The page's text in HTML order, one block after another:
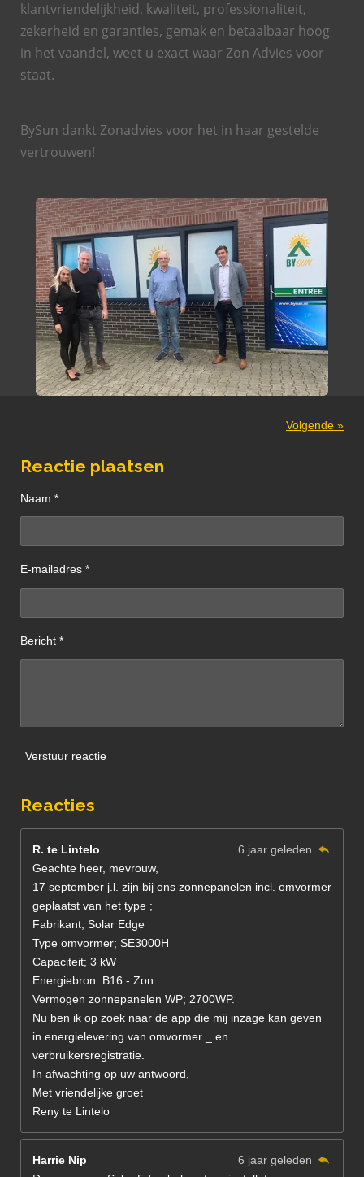
klantvriendelijkheid, kwaliteit, professionaliteit,
zekerheid en garanties, gemak en betaalbaar hoog
in het vaandel, weet u exact waar Zon Advies voor
staat.
BySun dankt Zonadvies voor het in haar gestelde
vertrouwen!
Volgende »
Reactie plaatsen
Naam *
E-mailadres *
Bericht *
Verstuur reactie
Reacties
R. te Lintelo
6 jaar geleden
Geachte heer, mevrouw,
17 september j.l. zijn bij ons zonnepanelen incl. omvormer
geplaatst van het type ;
Fabrikant; Solar Edge
Type omvormer; SE3000H
Capaciteit; 3 kW
Energiebron: B16 - Zon
Vermogen zonnepanelen WP; 2700WP.
Nu ben ik op zoek naar de app die mij inzage kan geven
in energielevering van omvormer _ en
verbruikersregistratie.
In afwachting op uw antwoord,
Met vriendelijke groet
Reny te Lintelo
Harrie Nip
6 jaar geleden